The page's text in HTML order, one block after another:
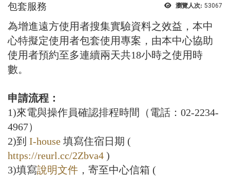
瀏覽人次: 53067
包套服務
為增進遠方使用者搜集實驗資料之效益，本中
心特擬定使用者包套使用專案，由本中心協助
使用者預約至多連續兩天共18小時之使用時
數。
申請流程：
1)來電與操作員確認排程時間（電話：02-2234-
4967）
2)到 I-house 填寫住宿日期 (
https://reurl.cc/2Zbva4 )
3)填寫說明文件 ，寄至中心信箱 (